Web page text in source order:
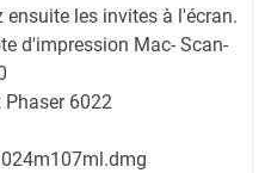
ensuite les invites à l'écran.
d'impression Mac- Scan-
6022